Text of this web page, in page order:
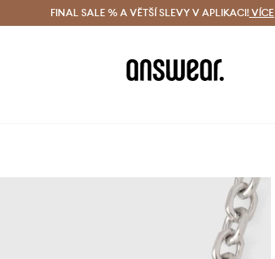
zdarma (od 1800 Kč) Doručení i do 24 h
FINAL SALE % A VĚTŠÍ SLEVY V APLIKACI! VÍCE